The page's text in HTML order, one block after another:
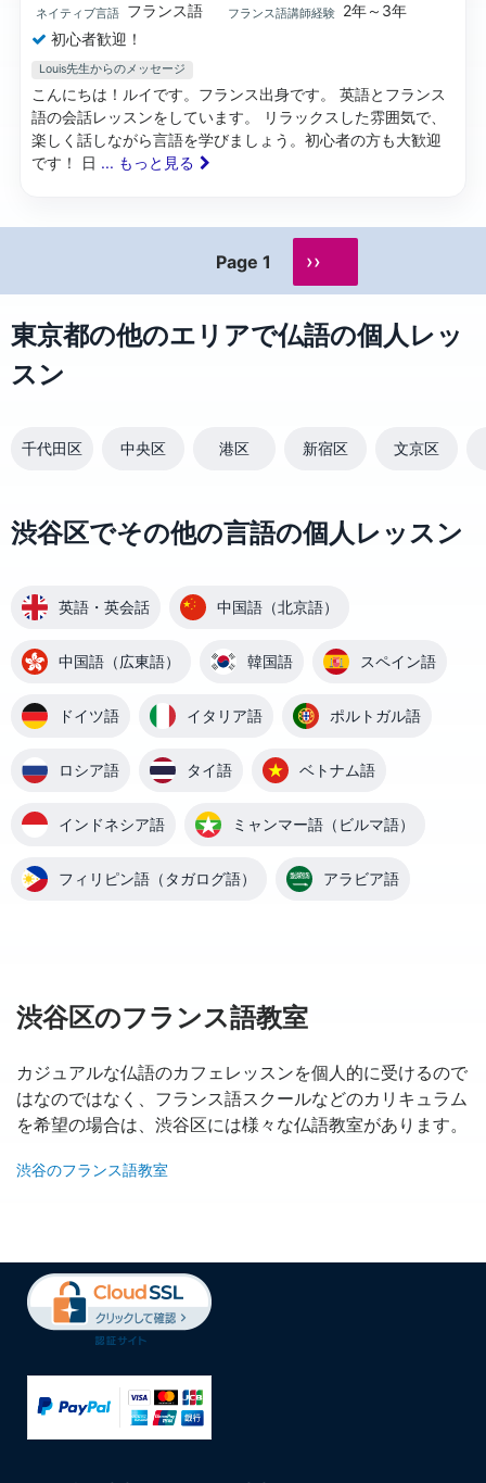
ネイティブ言語 フランス語 フランス語講師経験
2年～3年
初心者歓迎！
Louis先生からのメッセージ
こんにちは！ルイです。フランス出身です。 英語とフランス
語の会話レッスンをしています。 リラックスした雰囲気で、
楽しく話しながら言語を学びましょう。初心者の方も大歓迎
です！ 日 ... もっと見る
Page 1 ››
東京都の他のエリアで仏語の個人レッ
スン
千代田区 中央区 港区 新宿区 文京区
渋谷区でその他の言語の個人レッスン
英語・英会話 中国語（北京語）
中国語（広東語） 韓国語 スペイン語
ドイツ語 イタリア語 ポルトガル語
ロシア語 タイ語 ベトナム語
インドネシア語 ミャンマー語（ビルマ語）
フィリピン語（タガログ語） アラビア語
渋谷区のフランス語教室
カジュアルな仏語のカフェレッスンを個人的に受けるので
はなのではなく、フランス語スクールなどのカリキュラム
を希望の場合は、渋谷区には様々な仏語教室があります。
渋谷のフランス語教室